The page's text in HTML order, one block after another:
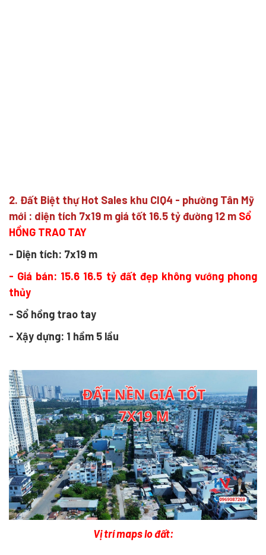
2. Đất Biệt thự Hot Sales khu CIQ4 - phường Tân Mỹ
mới : diện tích 7x19 m giá tốt 16.5 tỷ đường 12 m Sổ
HỒNG TRAO TAY
- Diện tích: 7x19 m
- Giá bán: 15.6 16.5 tỷ đất đẹp không vướng phong
thủy
- Sổ hồng trao tay
- Xậy dựng: 1 hầm 5 lầu
Vị trí maps lo đất: